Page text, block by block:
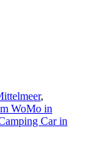
,
WoMo in
Car in